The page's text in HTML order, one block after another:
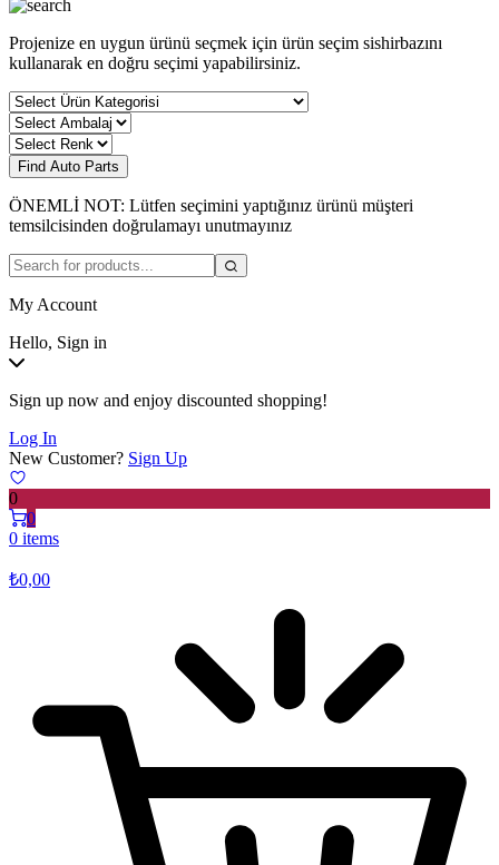
Projenize en uygun ürünü seçmek için ürün seçim sishirbazını
kullanarak en doğru seçimi yapabilirsiniz.
Find Auto Parts
ÖNEMLİ NOT: Lütfen seçimini yaptığınız ürünü müşteri
temsilcisinden doğrulamayı unutmayınız
My Account
Hello, Sign in
Sign up now and enjoy discounted shopping!
Log In
New Customer? Sign Up
0
0
0 items
₺0,00